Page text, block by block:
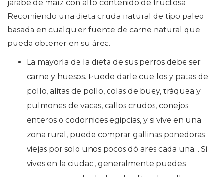
jarabe de maíz con alto contenido de fructosa.
Recomiendo una dieta cruda natural de tipo paleo
basada en cualquier fuente de carne natural que
pueda obtener en su área.
La mayoría de la dieta de sus perros debe ser
carne y huesos. Puede darle cuellos y patas de
pollo, alitas de pollo, colas de buey, tráquea y
pulmones de vacas, callos crudos, conejos
enteros o codornices egipcias, y si vive en una
zona rural, puede comprar gallinas ponedoras
viejas por solo unos pocos dólares cada una. . Si
vives en la ciudad, generalmente puedes